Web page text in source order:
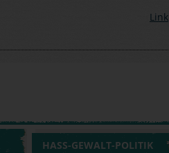
Link
HASS-GEWALT-POLITIK